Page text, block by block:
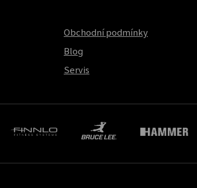
Obchodní podmínky
Blog
Servis